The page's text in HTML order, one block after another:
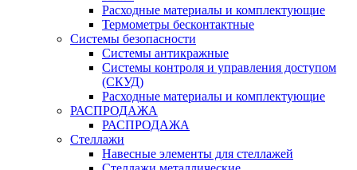
Расходные материалы и комплектующие
Термометры бесконтактные
Системы безопасности
Системы антикражные
Системы контроля и управления доступом
(СКУД)
Расходные материалы и комплектующие
РАСПРОДАЖА
РАСПРОДАЖА
Стеллажи
Навесные элементы для стеллажей